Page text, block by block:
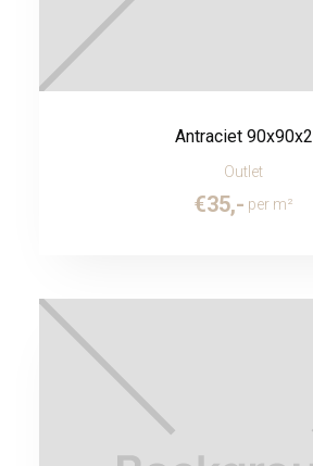
Antraciet 90x90x2
Outlet
€35,- per m²